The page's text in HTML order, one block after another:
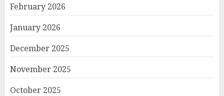
February 2026
January 2026
December 2025
November 2025
October 2025